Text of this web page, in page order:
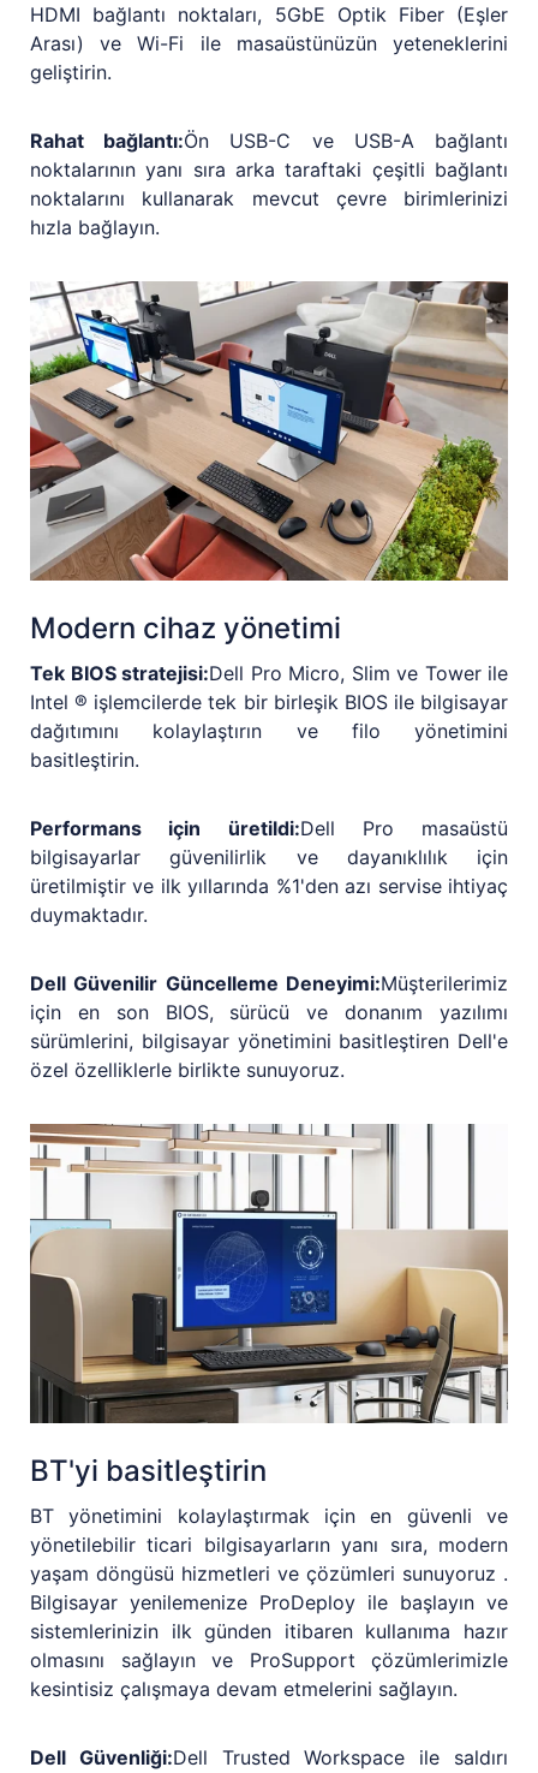
HDMI bağlantı noktaları, 5GbE Optik Fiber (Eşler
Arası) ve Wi-Fi ile masaüstünüzün yeteneklerini
geliştirin.
Rahat bağlantı:Ön USB-C ve USB-A bağlantı
noktalarının yanı sıra arka taraftaki çeşitli bağlantı
noktalarını kullanarak mevcut çevre birimlerinizi
hızla bağlayın.
Modern cihaz yönetimi
Tek BIOS stratejisi:Dell Pro Micro, Slim ve Tower ile
Intel ® işlemcilerde tek bir birleşik BIOS ile bilgisayar
dağıtımını kolaylaştırın ve filo yönetimini
basitleştirin.
Performans için üretildi:Dell Pro masaüstü
bilgisayarlar güvenilirlik ve dayanıklılık için
üretilmiştir ve ilk yıllarında %1'den azı servise ihtiyaç
duymaktadır.
Dell Güvenilir Güncelleme Deneyimi:Müşterilerimiz
için en son BIOS, sürücü ve donanım yazılımı
sürümlerini, bilgisayar yönetimini basitleştiren Dell'e
özel özelliklerle birlikte sunuyoruz.
BT'yi basitleştirin
BT yönetimini kolaylaştırmak için en güvenli ve
yönetilebilir ticari bilgisayarların yanı sıra, modern
yaşam döngüsü hizmetleri ve çözümleri sunuyoruz .
Bilgisayar yenilemenize ProDeploy ile başlayın ve
sistemlerinizin ilk günden itibaren kullanıma hazır
olmasını sağlayın ve ProSupport çözümlerimizle
kesintisiz çalışmaya devam etmelerini sağlayın.
Dell Güvenliği:Dell Trusted Workspace ile saldırı